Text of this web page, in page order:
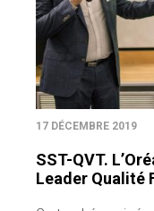
17 DÉCEMBRE 2019
SST-QVT.
Leader Qualité